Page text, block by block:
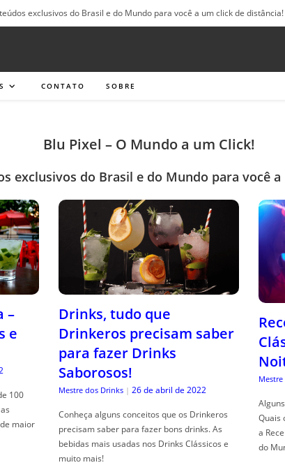
exclusivos do Brasil e do Mundo para você a um click de distância!
CONTATO SOBRE
Blu Pixel – O Mundo a um Click!
exclusivos do Brasil e do Mundo para você
–
e
100
maior
Drinks, tudo que
Drinkeros precisam saber
para fazer Drinks
Saborosos!
Mestre dos Drinks | 26 de abril de 2022
Conheça alguns conceitos que os Drinkeros
precisam saber para fazer bons drinks. As
bebidas mais usadas nos Drinks Clássicos e
muito mais!
Quais
a
do